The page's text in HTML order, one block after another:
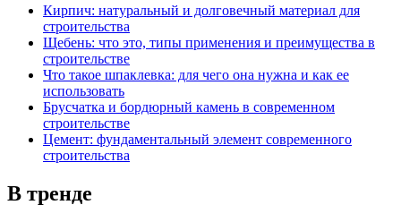
Кирпич: натуральный и долговечный материал для
строительства
Щебень: что это, типы применения и преимущества в
строительстве
Что такое шпаклевка: для чего она нужна и как ее
использовать
Брусчатка и бордюрный камень в современном
строительстве
Цемент: фундаментальный элемент современного
строительства
В тренде